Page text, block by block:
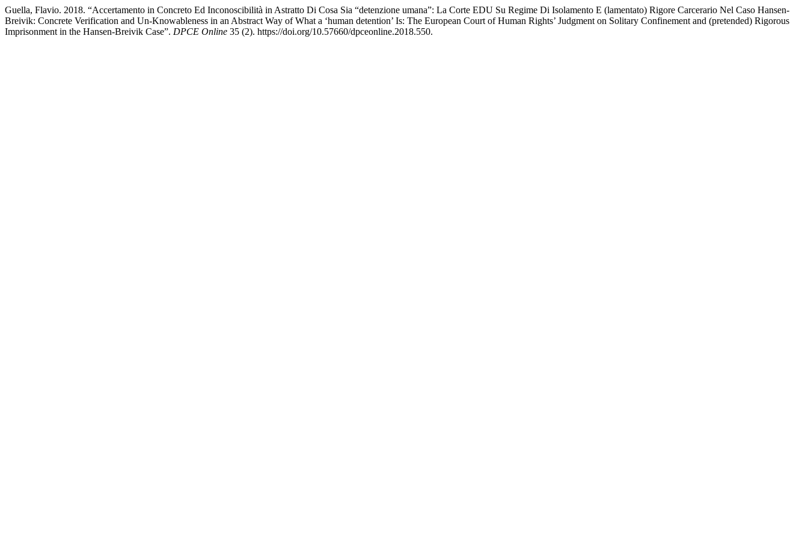
Guella, Flavio. 2018. “Accertamento in Concreto Ed Inconoscibilità in Astratto Di Cosa Sia “detenzione umana”: La Corte EDU Su Regime Di Isolamento E (lamentato) Rigore Carcerario Nel Caso Hansen-
Breivik: Concrete Verification and Un-Knowableness in an Abstract Way of What a ‘human detention’ Is: The European Court of Human Rights’ Judgment on Solitary Confinement and (pretended) Rigorous
Imprisonment in the Hansen-Breivik Case”. DPCE Online 35 (2). https://doi.org/10.57660/dpceonline.2018.550.